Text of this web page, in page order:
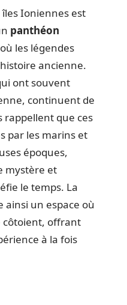
Ioniennes est
panthéon
les légendes
ancienne.
ont souvent
continuent de
rappellent que ces
par les marins et
époques,
mystère et
le temps. La
un espace où
côtoient, offrant
à la fois